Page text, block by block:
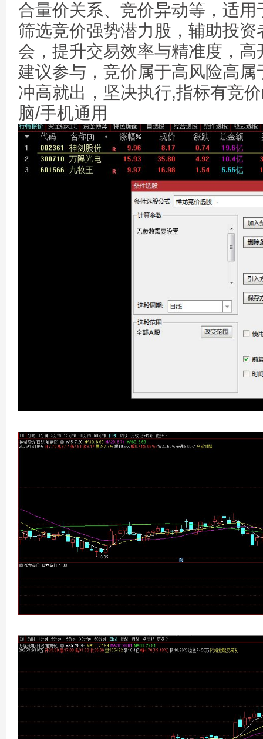
合量价关系、竞价异动等，适
筛选竞价强势潜力股，辅助投
会，提升交易效率与精准度，
建议参与，竞价属于高风险高
冲高就出，坚决执行,指标有竞
脑/手机通用